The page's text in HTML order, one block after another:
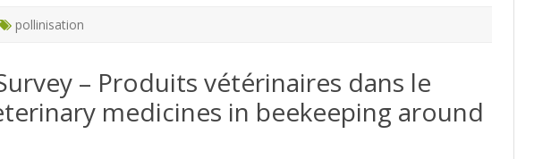
pollinisation
– Produits vétérinaires dans le
medicines in beekeeping around